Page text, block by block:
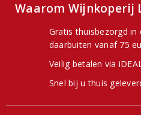
Waarom Wijnkoperij
Gratis thuisbezorgd
daarbuiten vanaf 75
Veilig betalen via
Snel bij u thuis